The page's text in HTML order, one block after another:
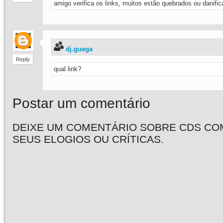
amigo verifica os links, muitos estão quebrados ou
Reply
dj.guega
qual link?
Postar um comentário
DEIXE UM COMENTÁRIO SOBRE CDS
SEUS ELOGIOS OU CRÍTICAS.